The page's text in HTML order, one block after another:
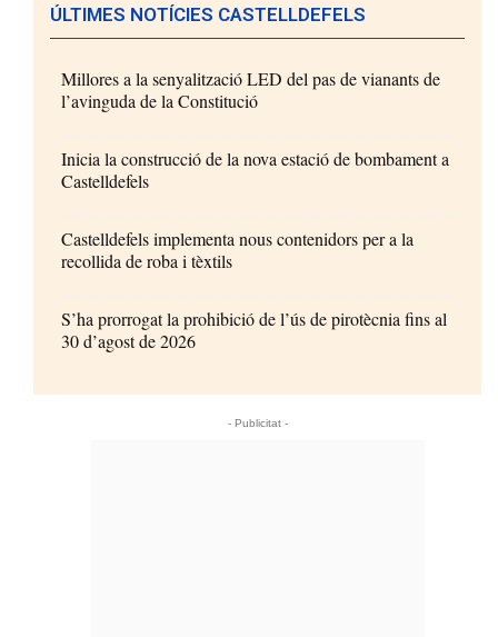
ÚLTIMES NOTÍCIES CASTELLDEFELS
Millores a la senyalització LED del pas de vianants de
l’avinguda de la Constitució
Inicia la construcció de la nova estació de bombament a
Castelldefels
Castelldefels implementa nous contenidors per a la
recollida de roba i tèxtils
S’ha prorrogat la prohibició de l’ús de pirotècnia fins al
30 d’agost de 2026
- Publicitat -